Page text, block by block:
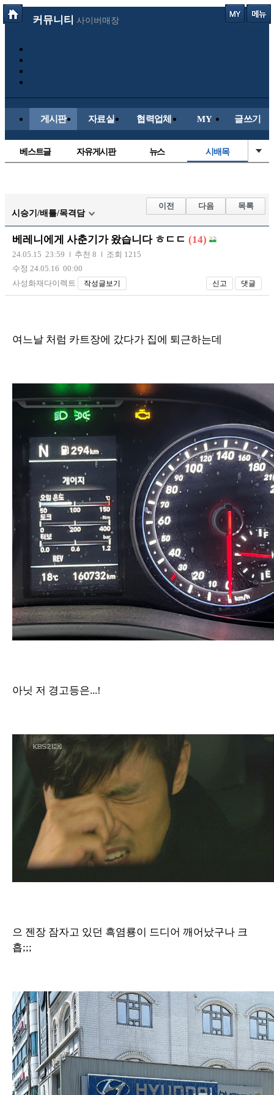
커뮤니티 사이버매장
게시판 자료실 협력업체 MY 글쓰기
베스트글 자유게시판 뉴스 시배목
해외축구
국내축구
시승기/배틀/목격담
이전 다음 목록
베레니에게 사춘기가 왔습니다 ㅎㄷㄷ (14)
24.05.15 23:59 추천 8
조회 1215
수정 24.05.16 00:00
사성화재다이렉트
작성글보기 신고 댓글
여느날 처럼 카트장에 갔다가 집에 퇴근하는데
아닛 저 경고등은...!
으 젠장 잠자고 있던 흑염룡이 드디어 깨어났구나 크
흡;;;